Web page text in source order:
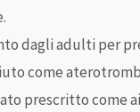
dagli adulti per
come
prescritto come